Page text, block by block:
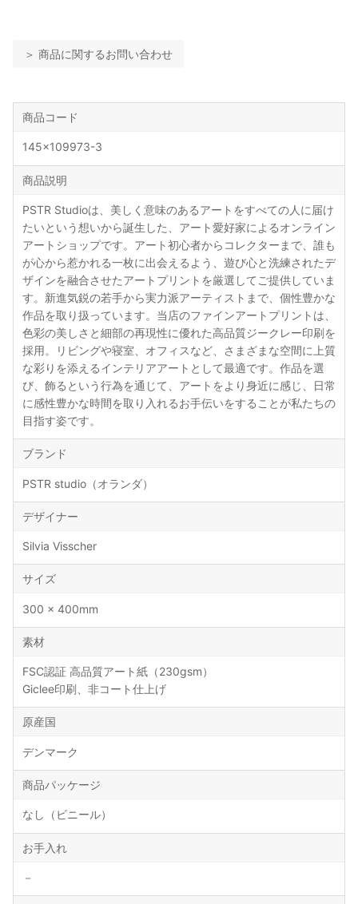
＞ 商品に関するお問い合わせ
商品コード
145x109973-3
商品説明
PSTR Studioは、美しく意味のあるアートをすべての人に届け
たいという想いから誕生した、アート愛好家によるオンライン
アートショップです。アート初心者からコレクターまで、誰も
が心から惹かれる一枚に出会えるよう、遊び心と洗練されたデ
ザインを融合させたアートプリントを厳選してご提供していま
す。新進気鋭の若手から実力派アーティストまで、個性豊かな
作品を取り扱っています。当店のファインアートプリントは、
色彩の美しさと細部の再現性に優れた高品質ジークレー印刷を
採用。リビングや寝室、オフィスなど、さまざまな空間に上質
な彩りを添えるインテリアアートとして最適です。作品を選
び、飾るという行為を通じて、アートをより身近に感じ、日常
に感性豊かな時間を取り入れるお手伝いをすることが私たちの
目指す姿です。
ブランド
PSTR studio（オランダ）
デザイナー
Silvia Visscher
サイズ
300 × 400mm
素材
FSC認証 高品質アート紙（230gsm）
Giclee印刷、非コート仕上げ
原産国
デンマーク
商品パッケージ
なし（ビニール）
お手入れ
－